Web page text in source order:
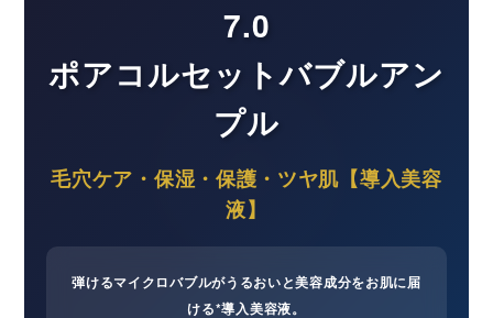
7.0
ポアコルセットバブルアン
プル
毛穴ケア・保湿・保護・ツヤ肌【導入美容
液】
弾けるマイクロバブルがうるおいと美容成分をお肌に届
ける*導入美容液。